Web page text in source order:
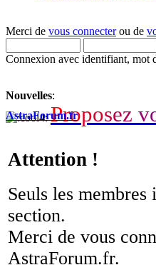
Merci de vous connecterou de
Connexion avec identifiant, mot
Nouvelles:
Proposez v
AstraForum.fr
Attention !
Seuls les membres
section.
Merci de vous
AstraForum.fr.